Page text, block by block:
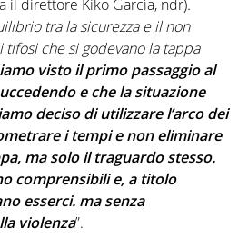
il direttore Kiko García, ndr).
tra la sicurezza e il non
che si godevano la tappa
visto il primo passaggio al
e che la situazione
deciso di utilizzare l’arco dei
i tempi e non eliminare
ma solo il traguardo stesso.
comprensibili e, a titolo
esserci. ma senza
violenza”.